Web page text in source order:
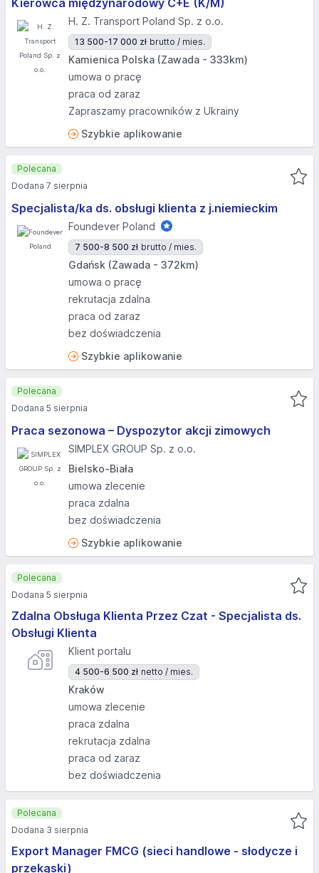
Kierowca międzynarodowy C+E (K/M)
H. Z. Transport Poland Sp. z o.o.
13 500-17 000 zł brutto / mies.
Kamienica Polska (Zawada - 333km)
umowa o pracę
praca od zaraz
Zapraszamy pracowników z Ukrainy
Szybkie aplikowanie
Specjalista/ka ds. obsługi klienta z j.niemieckim
Foundever Poland
7 500-8 500 zł brutto / mies.
Gdańsk (Zawada - 372km)
umowa o pracę
rekrutacja zdalna
praca od zaraz
bez doświadczenia
Szybkie aplikowanie
Polecana
Dodana 7 sierpnia
Praca sezonowa – Dyspozytor akcji zimowych
SIMPLEX GROUP Sp. z o.o.
Bielsko-Biała
umowa zlecenie
praca zdalna
bez doświadczenia
Szybkie aplikowanie
Polecana
Dodana 5 sierpnia
Zdalna Obsługa Klienta Przez Czat - Specjalista ds.
Obsługi Klienta
Klient portalu
4 500-6 500 zł netto / mies.
Kraków
umowa zlecenie
praca zdalna
rekrutacja zdalna
praca od zaraz
bez doświadczenia
Polecana
Dodana 5 sierpnia
Export Manager FMCG (sieci handlowe - słodycze i
przekąski)
Polecana
Dodana 3 sierpnia